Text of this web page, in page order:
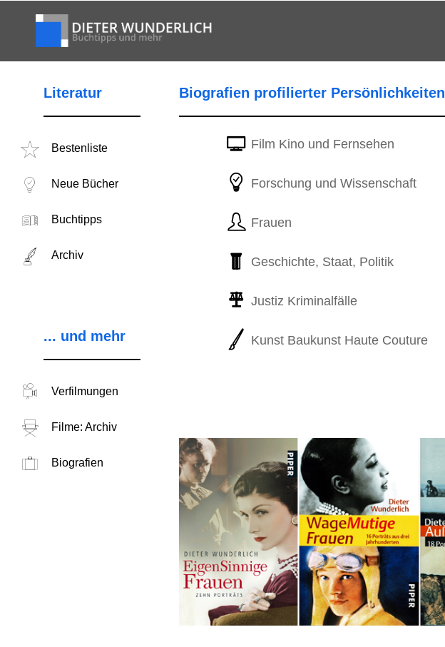
Literatur
Bestenliste
Neue Bücher
Buchtipps
Archiv
... und mehr
Verfilmungen
Filme: Archiv
Biografien
Biografien profilierter Persönlichkeiten
Film Kino und Fernsehen
Forschung und Wissenschaft
Frauen
Geschichte, Staat, Politik
Justiz Kriminalfälle
Kunst Baukunst Haute Couture